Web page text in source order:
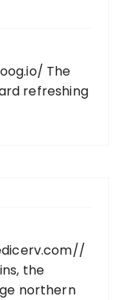
The
refreshing
the
northern